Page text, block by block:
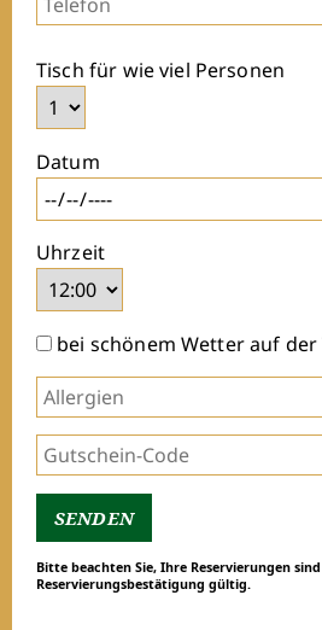
Tisch für wie viel Personen
Datum
Uhrzeit
bei schönem Wetter auf der
Bitte beachten Sie, Ihre Reservierungen
Reservierungsbestätigung gültig.